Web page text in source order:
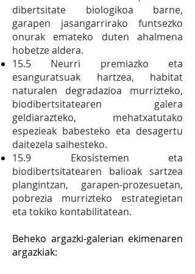
dibertsitate biologikoa barne,
garapen jasangarrirako funtsezko
onurak emateko duten ahalmena
hobetze aldera.
15.5 Neurri premiazko eta
esanguratsuak hartzea, habitat
naturalen degradazioa murrizteko,
biodibertsitatearen galera
geldiarazteko, mehatxatutako
espezieak babesteko eta desagertu
daitezela saihesteko.
15.9 Ekosistemen eta
biodibertsitatearen balioak sartzea
plangintzan, garapen‐prozesuetan,
pobrezia murrizteko estrategietan
eta tokiko kontabilitatean.
Beheko argazki-galerian ekimenaren
argazkiak: